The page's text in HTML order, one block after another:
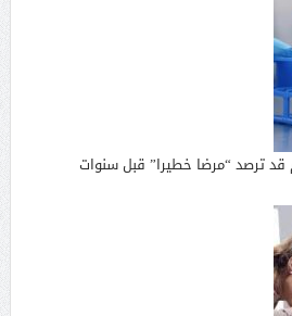
ترصد “مرضا خطيرا” قبل سنوات